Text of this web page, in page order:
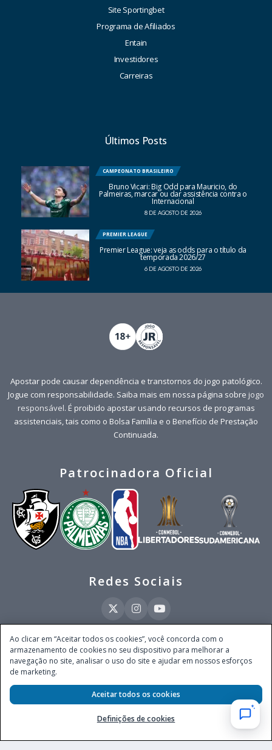
Site Sportingbet
Programa de Afiliados
Entain
Investidores
Carreiras
Últimos Posts
CAMPEONATO BRASILEIRO
Bruno Vicari: Big Odd para Mauricio, do
Palmeiras, marcar ou dar assistência contra o
Internacional
8 DE AGOSTO DE 2026
PREMIER LEAGUE
Premier League: veja as odds para o título da
temporada 2026/27
6 DE AGOSTO DE 2026
Apostar pode causar dependência e transtornos do jogo patológico.
Jogue com responsabilidade. Saiba mais em nossa página sobre jogo
responsável. É proibido apostar usando recursos de programas
assistenciais, tais como o Bolsa Família e o Benefício de Prestação
Continuada.
Patrocinadora Oficial
Redes Sociais
Este site é operado pela Ventmear Brasil LTDA (CNPJ 52.868.380/0001-84), com
endereço na Avenida Brigadeiro Faria Lima, nº 4.055, 3º andar, Itaim Bibi, no
Município de São Paulo, Estado de São Paulo, CEP 04538-133, Brasil - empresa
Secretaria de Prêmios e Apostas do Ministério da Fazenda, conforme Portaria nº
247, de 07.02.2025, publicada no DOU em 11.2.2025.
Ao clicar em “Aceitar todos os cookies”, você concorda com o
armazenamento de cookies no seu dispositivo para melhorar a
navegação no site, analisar o uso do site e ajudar em nossos esforços
de marketing.
Definições de cookies
Aceitar todos os cookies